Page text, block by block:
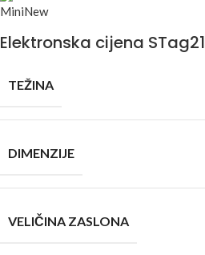
Elektronska cijena
TEŽINA
DIMENZIJE
VELIČINA ZASLONA